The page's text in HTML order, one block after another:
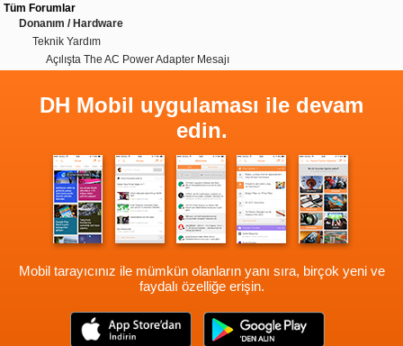
Tüm Forumlar
Donanım / Hardware
Teknik Yardım
Açılışta The AC Power Adapter Mesajı
DH Mobil uygulaması ile devam
edin.
Mobil tarayıcınız ile mümkün olanların yanı sıra, birçok yeni ve
faydalı özelliğe erişin.